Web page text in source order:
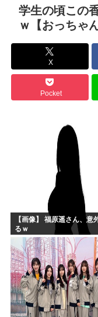
高市政府「原油調達コ
謎の新人女性声優H、
大谷翔平が今永昇太を
海外「W杯は八百長だ
例のダンスアニメの作
ワイ小学生やけどアナ
国家情報局のスパイ通
ハンターハンターのゴ
ちいかわのモモンガ、
韓国人「韓国に10年間
学生の頃この
ｗ【おっちゃ
X
Pocket
【画像】 福原遥さん、意
るｗ